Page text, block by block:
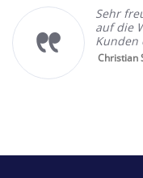
Sehr
auf die
Kunden
Christian